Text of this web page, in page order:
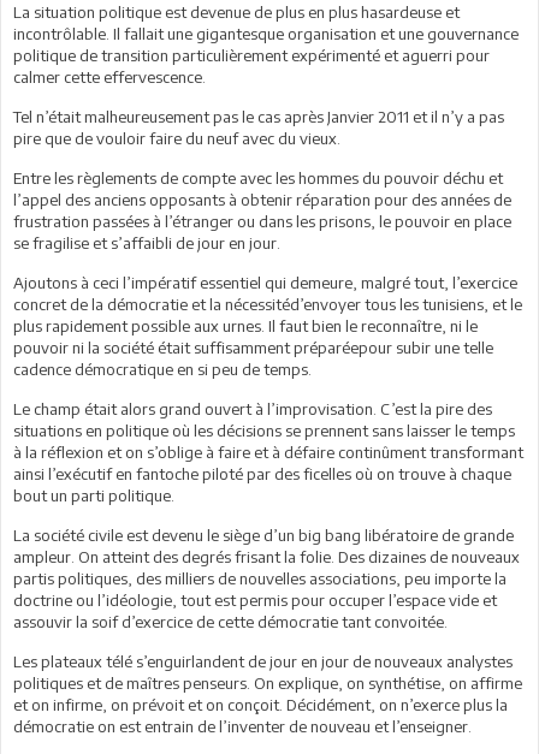
La situation politique est devenue de plus en plus hasardeuse et
incontrôlable. Il fallait une gigantesque organisation et une gouvernance
politique de transition particulièrement expérimenté et aguerri pour
calmer cette effervescence.
Tel n’était malheureusement pas le cas après Janvier 2011 et il n’y a pas
pire que de vouloir faire du neuf avec du vieux.
Entre les règlements de compte avec les hommes du pouvoir déchu et
l’appel des anciens opposants à obtenir réparation pour des années de
frustration passées à l’étranger ou dans les prisons, le pouvoir en place
se fragilise et s’affaibli de jour en jour.
Ajoutons à ceci l’impératif essentiel qui demeure, malgré tout, l’exercice
concret de la démocratie et la nécessitéd’envoyer tous les tunisiens, et le
plus rapidement possible aux urnes. Il faut bien le reconnaître, ni le
pouvoir ni la société était suffisamment préparéepour subir une telle
cadence démocratique en si peu de temps.
Le champ était alors grand ouvert à l’improvisation. C’est la pire des
situations en politique où les décisions se prennent sans laisser le temps
à la réflexion et on s’oblige à faire et à défaire continûment transformant
ainsi l’exécutif en fantoche piloté par des ficelles où on trouve à chaque
bout un parti politique.
La société civile est devenu le siège d’un big bang libératoire de grande
ampleur. On atteint des degrés frisant la folie. Des dizaines de nouveaux
partis politiques, des milliers de nouvelles associations, peu importe la
doctrine ou l’idéologie, tout est permis pour occuper l’espace vide et
assouvir la soif d’exercice de cette démocratie tant convoitée.
Les plateaux télé s’enguirlandent de jour en jour de nouveaux analystes
politiques et de maîtres penseurs. On explique, on synthétise, on affirme
et on infirme, on prévoit et on conçoit. Décidément, on n’exerce plus la
démocratie on est entrain de l’inventer de nouveau et l’enseigner.